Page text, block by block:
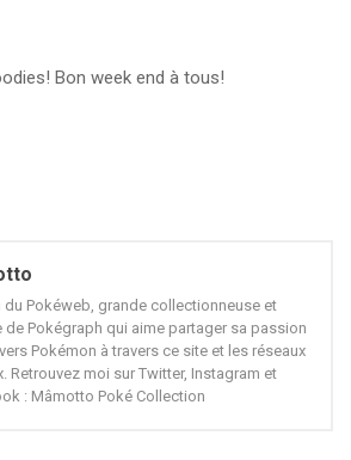
Bon week end à tous!
du Pokéweb, grande collectionneuse et
de Pokégraph qui aime partager sa passion
Pokémon à travers ce site et les réseaux
Retrouvez moi sur Twitter, Instagram et
: Mâmotto Poké Collection